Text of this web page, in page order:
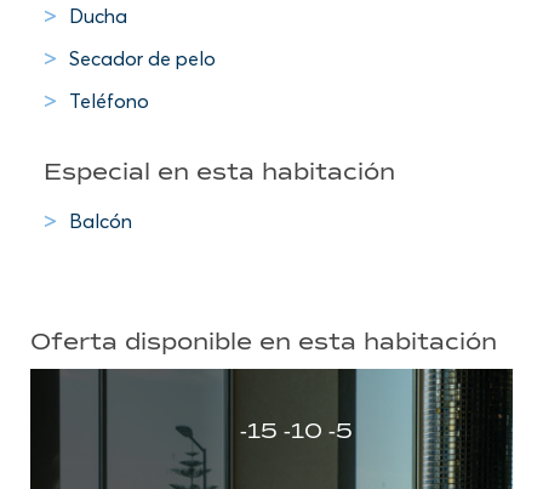
Ducha
Secador de pelo
Teléfono
Especial en esta habitación
Balcón
Oferta disponible en esta habitación
-15 -10 -5